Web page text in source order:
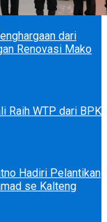
dari
Renovasi Mako
Raih WTP dari BPK
Hadiri Pelantikan
se Kalteng